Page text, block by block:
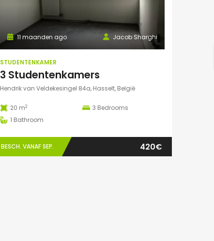
Jacob Sharghi
11 maanden ago
STUDENTENKAMER
3 Studentenkamers
Hendrik van Veldekesingel 84a, Hasselt, België
20 m2 3 Bedrooms
1 Bathroom
BESCH. VANAF SEP. 420€